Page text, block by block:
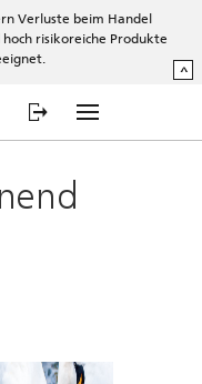
Verluste beim Handel
risikoreiche Produkte
^